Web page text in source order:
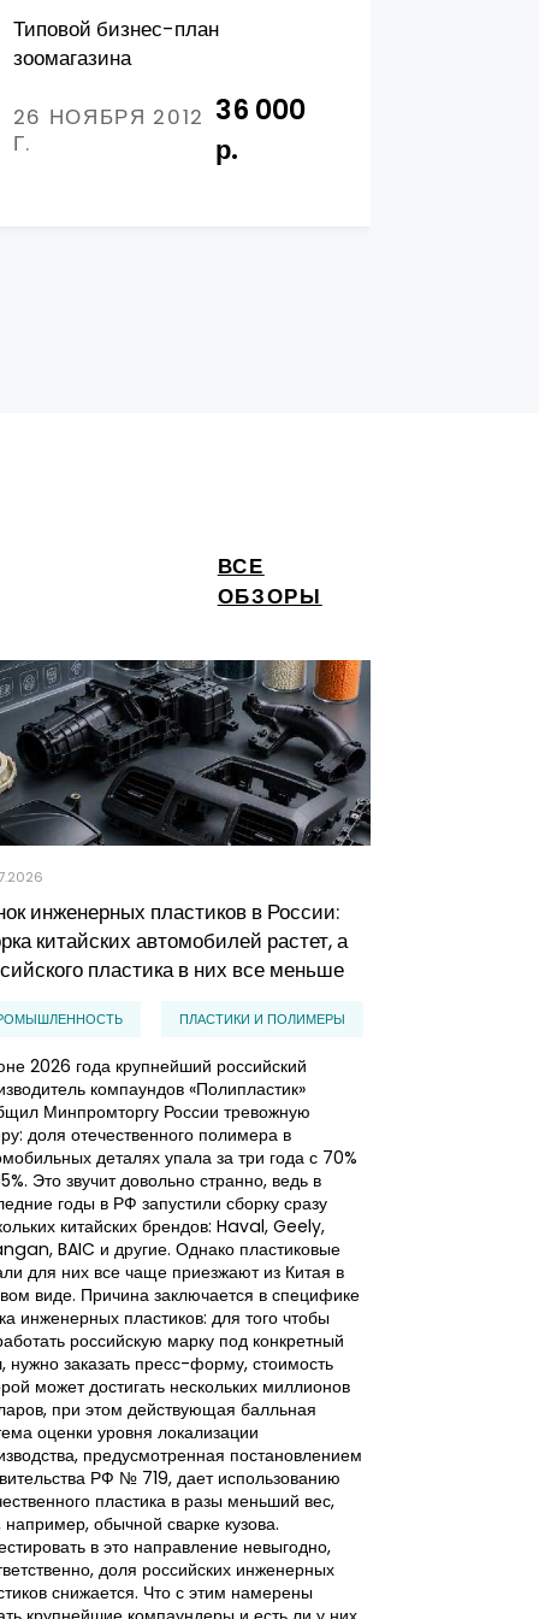
Типовой бизнес-план
зоомагазина
26 НОЯБРЯ 2012
Г.
36 000
р.
ВСЕ
ОБЗОРЫ
инженерных пластиков в России:
китайских автомобилей растет, а
пластика в них все меньше
ПЛАСТИКИ И ПОЛИМЕРЫ
2026 года крупнейший российский
компаундов «Полипластик»
Минпромторгу России тревожную
доля отечественного полимера в
деталях упала за три года с 70%
Это звучит довольно странно, ведь в
годы в РФ запустили сборку сразу
китайских брендов: Haval, Geely,
BAIC и другие. Однако пластиковые
для них все чаще приезжают из Китая в
виде. Причина заключается в специфике
инженерных пластиков: для того чтобы
российскую марку под конкретный
нужно заказать пресс-форму, стоимость
может достигать нескольких миллионов
при этом действующая балльная
оценки уровня локализации
предусмотренная постановлением
РФ № 719, дает использованию
пластика в разы меньший вес,
например, обычной сварке кузова.
в это направление невыгодно,
доля российских инженерных
снижается. Что с этим намерены